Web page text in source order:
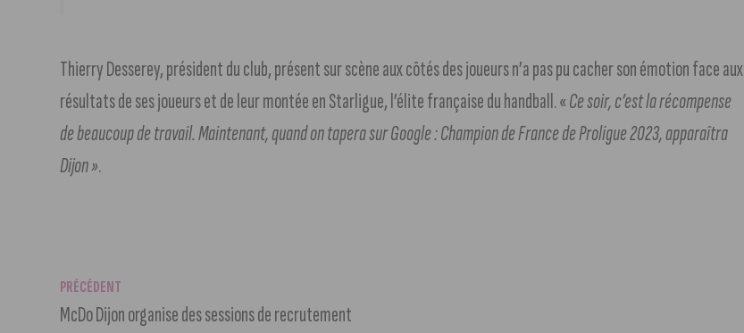
Thierry Desserey, président du club, présent sur scène aux côtés des joueurs n’a pas pu cacher son émotion face aux
résultats de ses joueurs et de leur montée en Starligue, l’élite française du handball. «Ce soir, c’est la récompense
de beaucoup de travail. Maintenant, quand on tapera sur Google : Champion de France de Proligue 2023, apparaîtra
Dijon ».
PRÉCÉDENT
McDo Dijon organise des sessions de recrutement